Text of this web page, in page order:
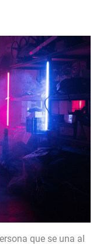
Guía definitiva para buscar trabajo de Cine en Argentina (2026) | Sueldos y Sindicatos
que se una al